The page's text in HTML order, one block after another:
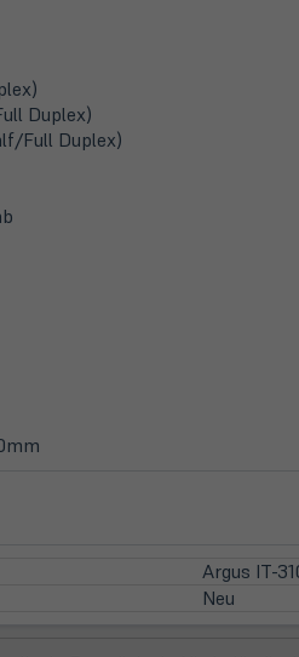
Duplex)
Full Duplex)
Argus IT-
Neu